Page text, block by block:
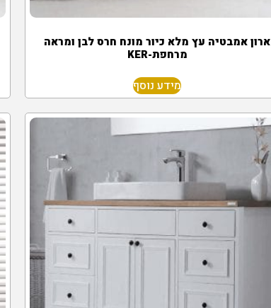
ארון אמבטיה עץ מלא כיור מונח חרס לבן ומראה
מרחפת-KER
מידע נוסף